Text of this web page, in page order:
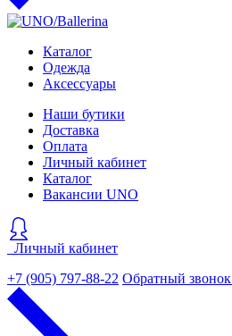
Каталог
Одежда
Аксессуары
Наши бутики
Доставка
Оплата
Личный кабинет
Каталог
Вакансии UNO
Личный кабинет
+7 (905) 797-88-22 Обратный звонок